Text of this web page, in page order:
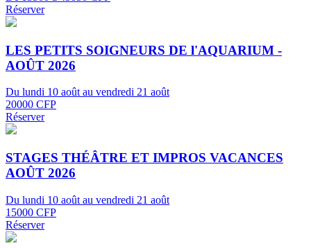
Réserver
LES PETITS SOIGNEURS DE l'AQUARIUM -
AOÛT 2026
Du lundi 10 août au vendredi 21 août
20000 CFP
Réserver
STAGES THÉÂTRE ET IMPROS VACANCES
AOÛT 2026
Du lundi 10 août au vendredi 21 août
15000 CFP
Réserver